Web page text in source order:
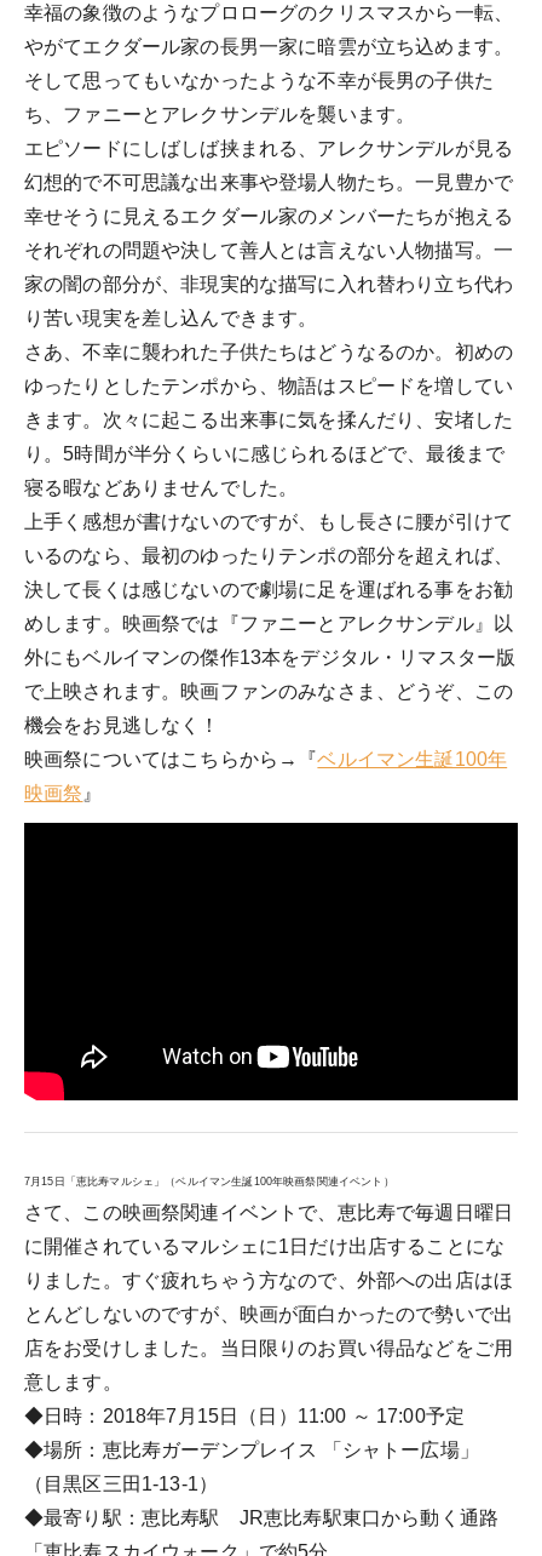
幸福の象徴のようなプロローグのクリスマスから一転、
やがてエクダール家の長男一家に暗雲が立ち込めます。
そして思ってもいなかったような不幸が長男の子供た
ち、ファニーとアレクサンデルを襲います。
エピソードにしばしば挟まれる、アレクサンデルが見る
幻想的で不可思議な出来事や登場人物たち。一見豊かで
幸せそうに見えるエクダール家のメンバーたちが抱える
それぞれの問題や決して善人とは言えない人物描写。一
家の闇の部分が、非現実的な描写に入れ替わり立ち代わ
り苦い現実を差し込んできます。
さあ、不幸に襲われた子供たちはどうなるのか。初めの
ゆったりとしたテンポから、物語はスピードを増してい
きます。次々に起こる出来事に気を揉んだり、安堵した
り。5時間が半分くらいに感じられるほどで、最後まで
寝る暇などありませんでした。
上手く感想が書けないのですが、もし長さに腰が引けて
いるのなら、最初のゆったりテンポの部分を超えれば、
決して長くは感じないので劇場に足を運ばれる事をお勧
めします。映画祭では『ファニーとアレクサンデル』以
外にもベルイマンの傑作13本をデジタル・リマスター版
で上映されます。映画ファンのみなさま、どうぞ、この
機会をお見逃しなく！
映画祭についてはこちらから→『ベルイマン生誕100年
映画祭』
7月15日「恵比寿マルシェ」（ベルイマン生誕100年映画祭関連イベント）
さて、この映画祭関連イベントで、恵比寿で毎週日曜日
に開催されているマルシェに1日だけ出店することにな
りました。すぐ疲れちゃう方なので、外部への出店はほ
とんどしないのですが、映画が面白かったので勢いで出
店をお受けしました。当日限りのお買い得品などをご用
意します。
◆日時：2018年7月15日（日）11:00 ～ 17:00予定
◆場所：恵比寿ガーデンプレイス 「シャトー広場」
（目黒区三田1-13-1）
◆最寄り駅：恵比寿駅 JR恵比寿駅東口から動く通路